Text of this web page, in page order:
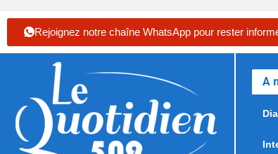
Rejoignez notre chaîne WhatsApp pour rester
A